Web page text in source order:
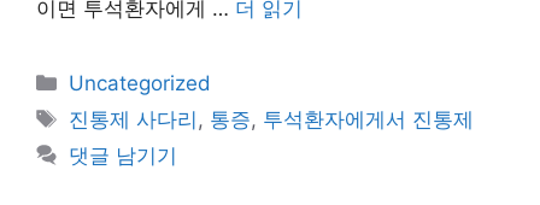
이면 투석환자에게 … 더 읽기
카
테
리
Uncategorized
태
그
진통제 사다리 , 통증, 투석환자에게서 진통제
댓글 남기기